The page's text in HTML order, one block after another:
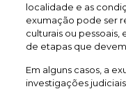
localidade e as
exumação pode ser
culturais ou pessoais,
de etapas que
Em alguns casos, a
investigações